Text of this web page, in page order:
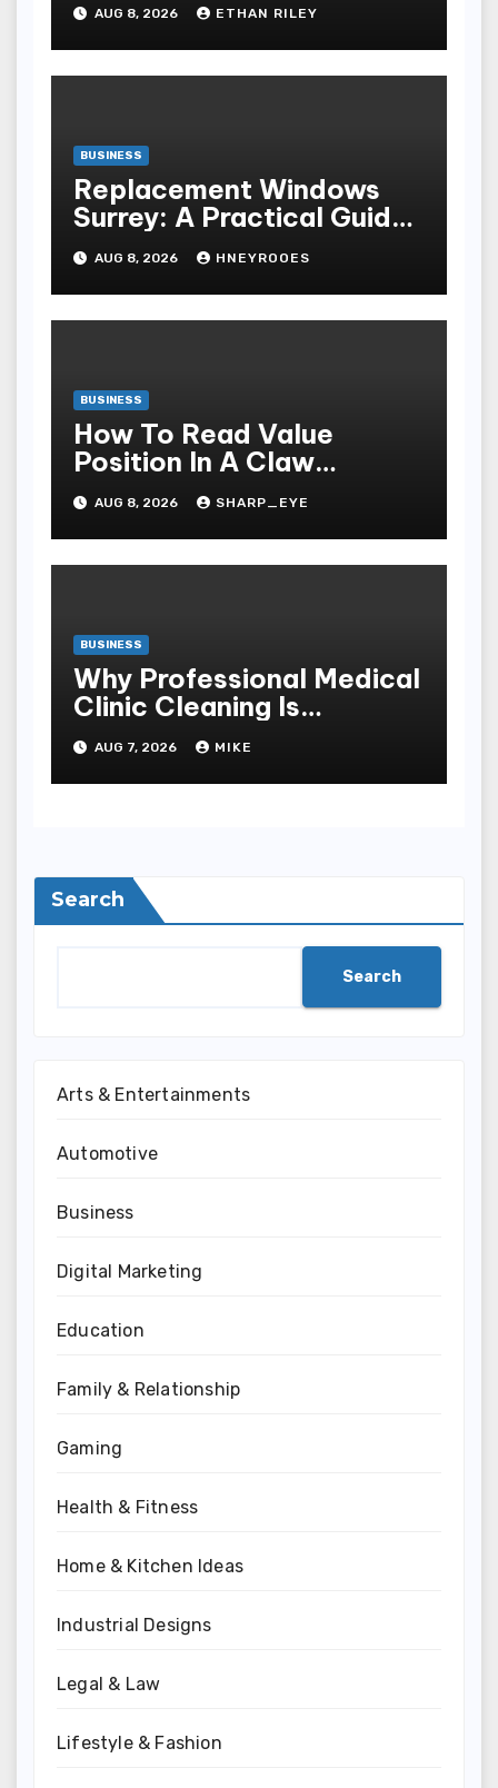
AUG 8, 2026 ETHAN RILEY
BUSINESS
Replacement Windows
Surrey: A Practical Guide
to Choosing Better Home
Windows
AUG 8, 2026 HNEYROOES
BUSINESS
How To Read Value
Position In A Claw
Machine
AUG 8, 2026 SHARP_EYE
BUSINESS
Why Professional Medical
Clinic Cleaning Is
Essential for Patient
Safety
AUG 7, 2026 MIKE
Search
Search
Arts & Entertainments
Automotive
Business
Digital Marketing
Education
Family & Relationship
Gaming
Health & Fitness
Home & Kitchen Ideas
Industrial Designs
Legal & Law
Lifestyle & Fashion